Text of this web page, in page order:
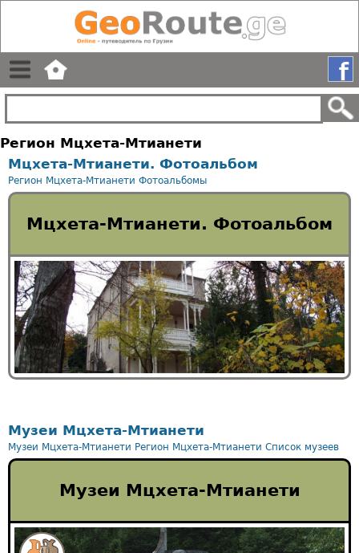
Регион Мцхета-Мтианети
Мцхета-Мтианети. Фотоальбом
Регион Мцхета-Мтианети Фотоальбомы
Мцхета-Мтианети. Фотоальбом
Музеи Мцхета-Мтианети
Музеи Мцхета-Мтианети Регион Мцхета-Мтианети Список музеев
Музеи Мцхета-Мтианети